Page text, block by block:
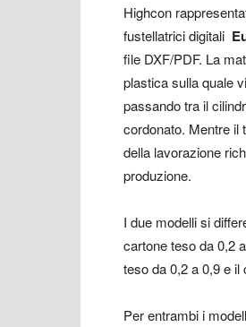
Highcon
fustellatrici digitali
file DXF/PDF. La
plastica sulla quale
passando tra il
cordonato. Mentre il
della lavorazione
produzione.
I due modelli si
cartone teso da 0,2
teso da 0,2 a 0,9 e
Per entrambi i